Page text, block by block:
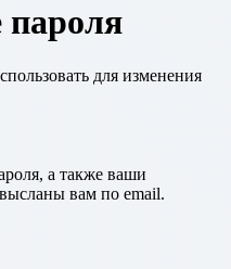
пароля
для изменения
а также ваши
вам по email.